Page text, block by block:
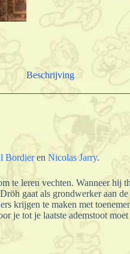
Beschrijving
Bordieren Nicolas Jarry.
te leren vechten. Wanneer hij
gaat als grondwerker aan
krijgen te maken met
je tot je laatste ademstoot moet